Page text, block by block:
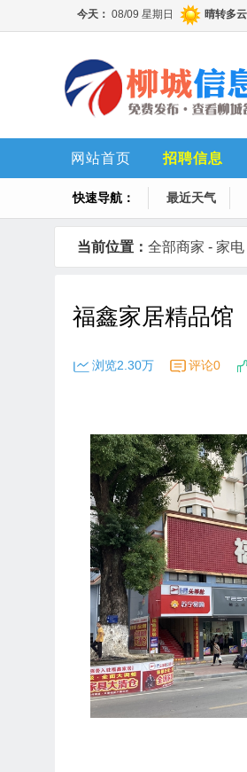
网站首页 招聘信息
快速导航： 最近天气
当前位置： 全部商家 - 家电
福鑫家居精品馆
浏览2.30万 评论0